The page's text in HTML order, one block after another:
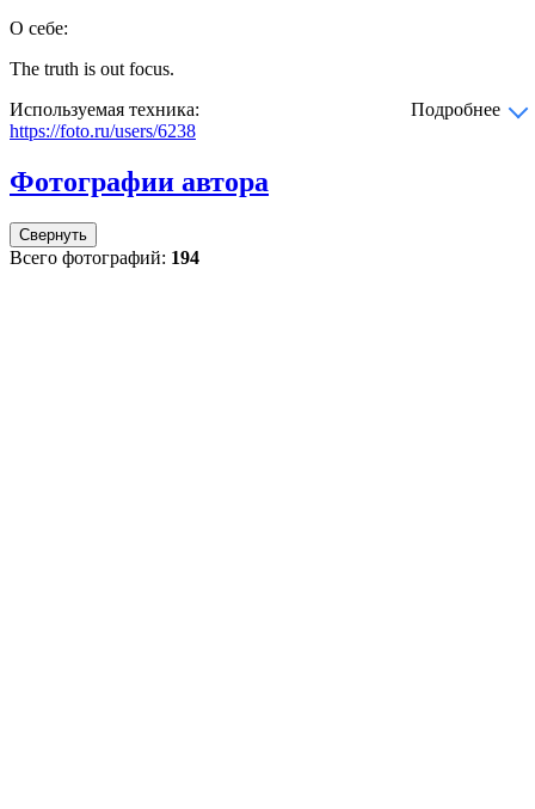
О себе:
The truth is out focus.
Используемая техника:
Подробнее
https://foto.ru/users/6238
Фотографии автора
Свернуть
Всего фотографий: 194